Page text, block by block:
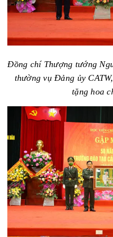
Đồng chí Thượng tướng
thường vụ Đảng ủy
tặng hoa